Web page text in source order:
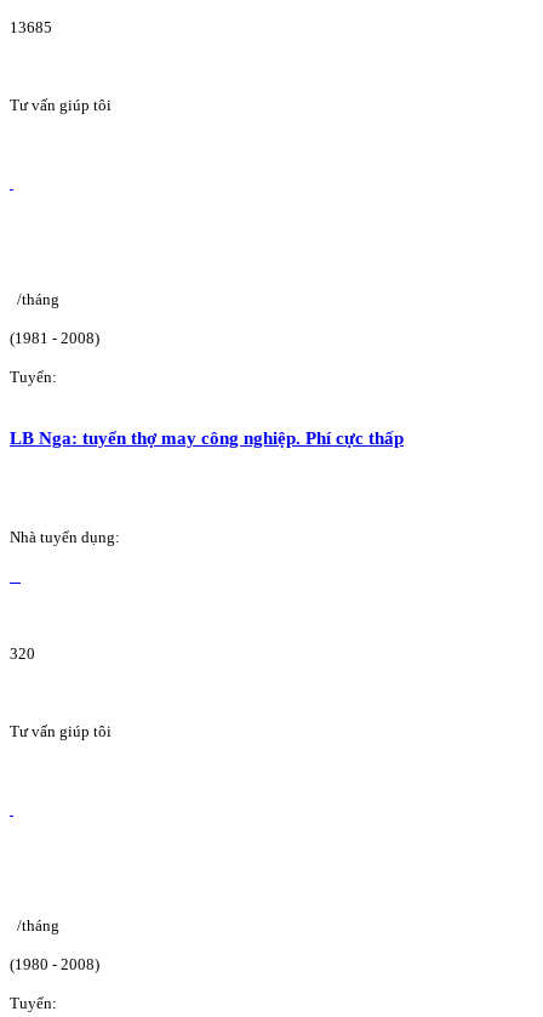
13685
Tư vấn giúp tôi
/tháng
(1981 - 2008)
Tuyển:
LB Nga: tuyển thợ may công nghiệp. Phí cực thấp
Nhà tuyển dụng:
320
Tư vấn giúp tôi
/tháng
(1980 - 2008)
Tuyển: